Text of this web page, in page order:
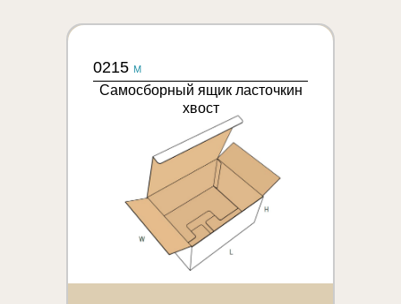
0215 M
Самосборный ящик ласточкин
хвост